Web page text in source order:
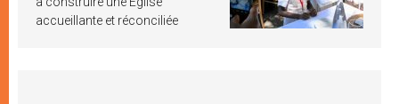
accueillante et réconciliée